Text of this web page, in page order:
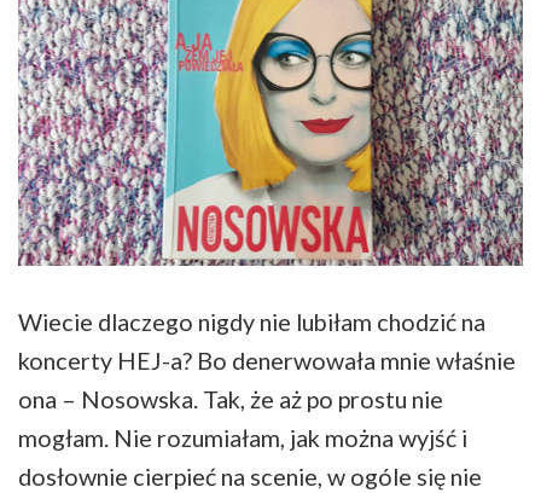
Wiecie dlaczego nigdy nie lubiłam chodzić na
koncerty HEJ-a? Bo denerwowała mnie właśnie
ona – Nosowska. Tak, że aż po prostu nie
mogłam. Nie rozumiałam, jak można wyjść i
dosłownie cierpieć na scenie, w ogóle się nie